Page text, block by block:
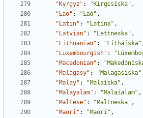
"Kyrgyz" : "Kirgisíska" ,
"Lao" : "Laó" ,
"Latin" : "Latína" ,
"Latvian" : "Lettneska" ,
"Lithuanian" : "Litháíska"
"Luxembourgish" :
"Macedonian" :
"Malagasy" : "Malagasíska"
"Malay" : "Malaíska" ,
"Malayalam" : "Malaíalam" ,
"Maltese" : "Maltneska" ,
"Maori" : "Maórí" ,